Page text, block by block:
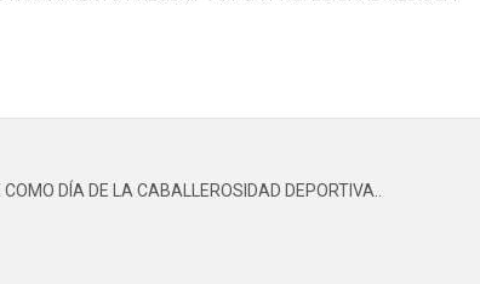
DÍA DE LA CABALLEROSIDAD DEPORTIVA..